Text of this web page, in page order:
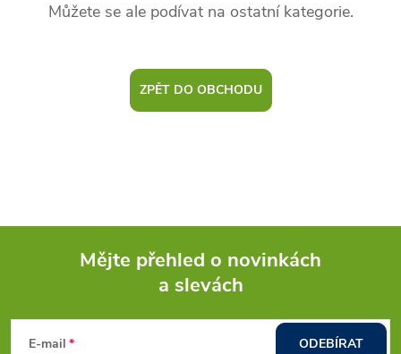
Můžete se ale podívat na ostatní kategorie.
ZPĚT DO OBCHODU
Mějte přehled o novinkách
a slevách
E-mail ODEBÍRAT